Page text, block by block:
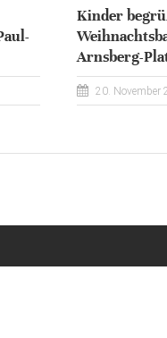
Kinder
Arnsberg-
20. November